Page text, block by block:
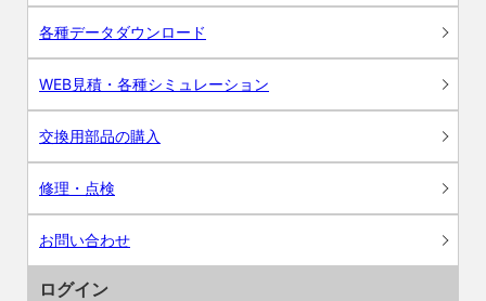
各種データダウンロード
WEB見積・各種シミュレーション
交換用部品の購入
修理・点検
お問い合わせ
ログイン